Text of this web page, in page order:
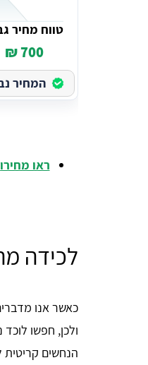
טווח מחיר
700 ₪
המחיר
ראו
לכידה
כאשר אנו
ולכן, חפשו
הנחשים